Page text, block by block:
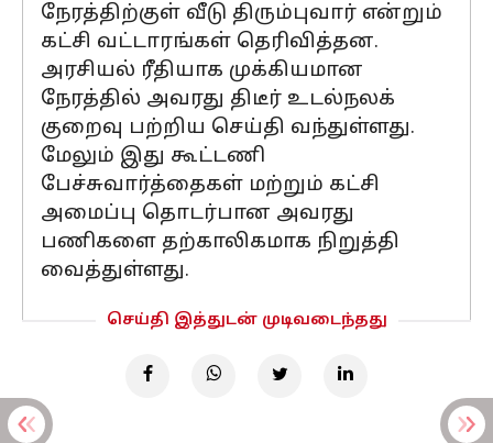
நேரத்திற்குள் வீடு திரும்புவார் என்றும்
கட்சி வட்டாரங்கள் தெரிவித்தன.
அரசியல் ரீதியாக முக்கியமான
நேரத்தில் அவரது திடீர் உடல்நலக்
குறைவு பற்றிய செய்தி வந்துள்ளது.
மேலும் இது கூட்டணி
பேச்சுவார்த்தைகள் மற்றும் கட்சி
அமைப்பு தொடர்பான அவரது
பணிகளை தற்காலிகமாக நிறுத்தி
வைத்துள்ளது.
செய்தி இத்துடன் முடிவடைந்தது